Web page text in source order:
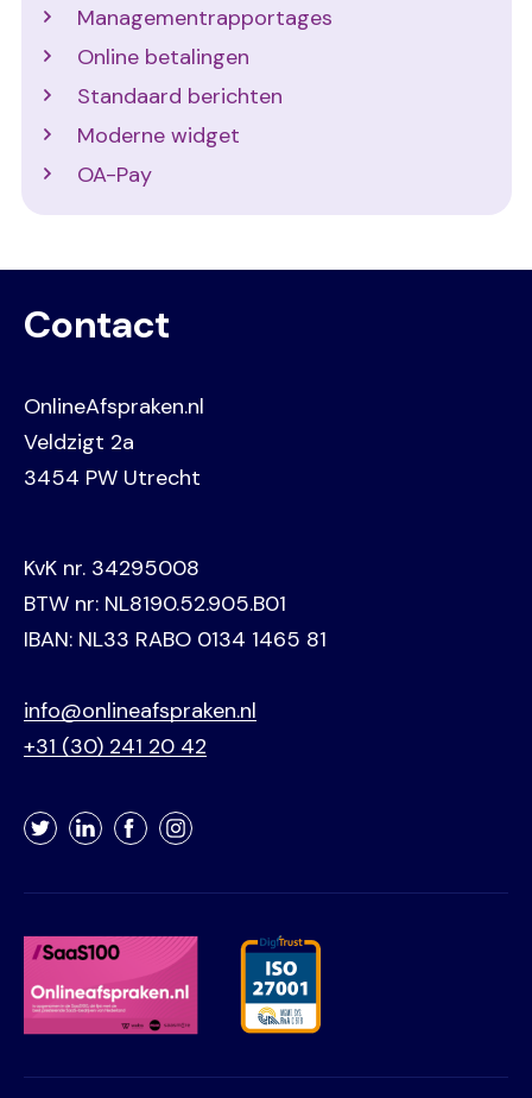
Managementrapportages
Online betalingen
Standaard berichten
Moderne widget
OA-Pay
Contact
OnlineAfspraken.nl
Veldzigt 2a
3454 PW Utrecht
KvK nr. 34295008
BTW nr: NL8190.52.905.B01
IBAN: NL33 RABO 0134 1465 81
info@onlineafspraken.nl
+31 (30) 241 20 42
TwitterLinkedInFacebookInstagram